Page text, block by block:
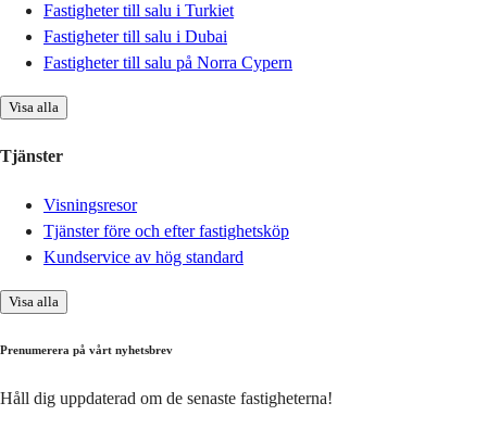
Fastigheter till salu i Turkiet
Fastigheter till salu i Dubai
Fastigheter till salu på Norra Cypern
Visa alla
Tjänster
Visningsresor
Tjänster före och efter fastighetsköp
Kundservice av hög standard
Visa alla
Prenumerera på vårt nyhetsbrev
Håll dig uppdaterad om de senaste fastigheterna!